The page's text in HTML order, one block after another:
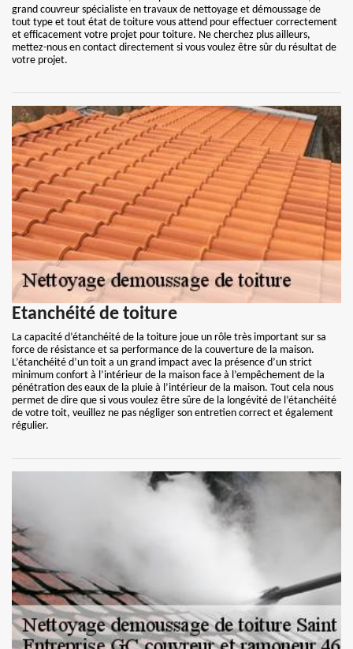
grand couvreur spécialiste en travaux de nettoyage et démoussage de
tout type et tout état de toiture vous attend pour effectuer correctement
et efficacement votre projet pour toiture. Ne cherchez plus ailleurs,
mettez-nous en contact directement si vous voulez être sûr du résultat de
votre projet.
Etanchéité de toiture
La capacité d’étanchéité de la toiture joue un rôle très important sur sa
force de résistance et sa performance de la couverture de la maison.
L’étanchéité d’un toit a un grand impact avec la présence d’un strict
minimum confort à l’intérieur de la maison face à l’empêchement de la
pénétration des eaux de la pluie à l’intérieur de la maison. Tout cela nous
permet de dire que si vous voulez être sûre de la longévité de l’étanchéité
de votre toit, veuillez ne pas négliger son entretien correct et également
régulier.